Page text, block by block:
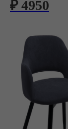
₽ 4950